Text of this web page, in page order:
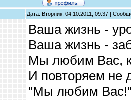
Дата: Вторник, 04.10.2011, 09:37 |
Ваша жизнь -
Ваша жизнь -
Мы любим Вас,
И повторяем не
"Мы любим